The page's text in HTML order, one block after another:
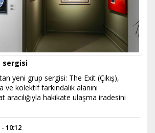
sergisi
yeni grup sergisi: The Exit (Çıkış),
kolektif farkındalık alanını
aracılığıyla hakikate ulaşma iradesini
10:12